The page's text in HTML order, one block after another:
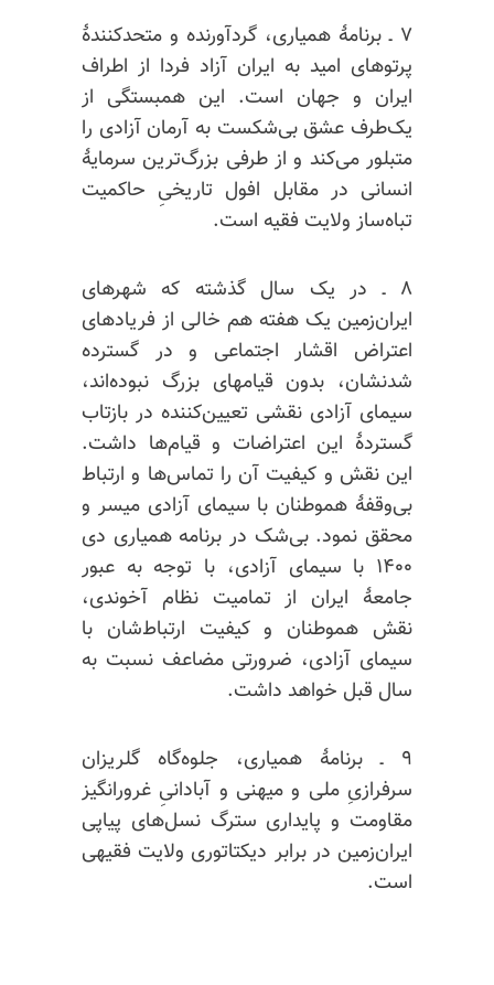
۷ ـ برنامهٔ همیاری، گردآورنده و متحدکنندهٔ
پرتوهای امید به ایران آزاد فردا از اطراف
ایران و جهان است. این همبستگی از
یک‌طرف عشق بی‌شکست به آرمان آزادی را
متبلور می‌کند و از طرفی بزرگ‌ترین سرمایهٔ
انسانی در مقابل افول تاریخیِ حاکمیت
تباه‌ساز ولایت فقیه است.
۸ ـ در یک سال گذشته که شهرهای
ایران‌زمین یک هفته هم خالی از فریادهای
اعتراض اقشار اجتماعی و در گسترده
شدنشان، بدون قیامهای بزرگ نبوده‌اند،
سیمای آزادی نقشی تعیین‌کننده در بازتاب
گستردهٔ این اعتراضات و قیام‌ها داشت.
این نقش و کیفیت آن را تماس‌ها و ارتباط
بی‌وقفهٔ هموطنان با سیمای آزادی میسر و
محقق نمود. بی‌شک در برنامه همیاری دی
۱۴۰۰ با سیمای آزادی، با توجه به عبور
جامعهٔ ایران از تمامیت نظام آخوندی،
نقش هموطنان و کیفیت ارتباط‌شان با
سیمای آزادی، ضرورتی مضاعف نسبت به
سال قبل خواهد داشت.
۹ ـ برنامهٔ همیاری، جلوه‌گاه گلریزان
سرفرازیِ ملی و میهنی و آبادانیِ غرورانگیز
مقاومت و پایداری سترگ نسل‌های پیاپی
ایران‌زمین در برابر دیکتاتوری ولایت فقیهی
است.